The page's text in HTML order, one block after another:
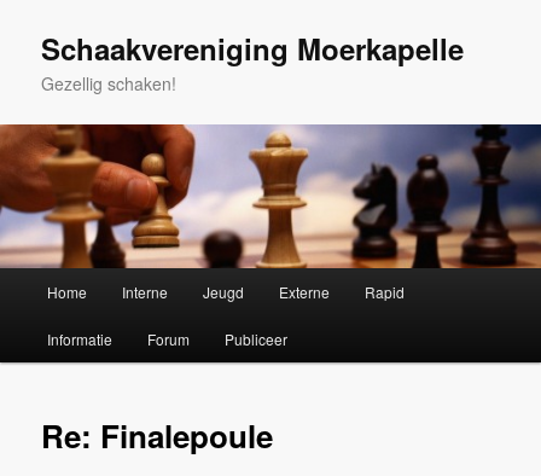
primaire
Schaakvereniging Moerkapelle
Gezellig schaken!
Home Interne Jeugd Externe Rapid
Informatie Forum Publiceer
Re: Finalepoule